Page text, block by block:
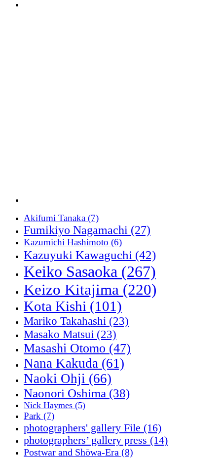
Akifumi Tanaka (7)
Fumikiyo Nagamachi (27)
Kazumichi Hashimoto (6)
Kazuyuki Kawaguchi (42)
Keiko Sasaoka (267)
Keizo Kitajima (220)
Kota Kishi (101)
Mariko Takahashi (23)
Masako Matsui (23)
Masashi Otomo (47)
Nana Kakuda (61)
Naoki Ohji (66)
Naonori Oshima (38)
Nick Haymes (5)
Park (7)
photographers' gallery File (16)
photographers’ gallery press (14)
Postwar and Shōwa-Era (8)